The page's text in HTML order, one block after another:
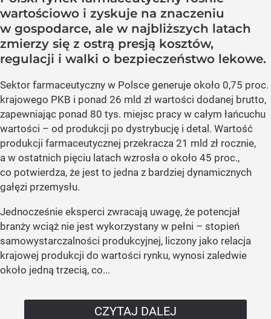
wartościowo i zyskuje na znaczeniu
w gospodarce, ale w najbliższych latach
zmierzy się z ostrą presją kosztów,
regulacji i walki o bezpieczeństwo lekowe.
Sektor farmaceutyczny w Polsce generuje około 0,75 proc.
krajowego PKB i ponad 26 mld zł wartości dodanej brutto,
zapewniając ponad 80 tys. miejsc pracy w całym łańcuchu
wartości – od produkcji po dystrybucję i detal. Wartość
produkcji farmaceutycznej przekracza 21 mld zł rocznie,
a w ostatnich pięciu latach wzrosła o około 45 proc.,
co potwierdza, że jest to jedna z bardziej dynamicznych
gałęzi przemysłu.
Jednocześnie eksperci zwracają uwagę, że potencjał
branży wciąż nie jest wykorzystany w pełni – stopień
samowystarczalności produkcyjnej, liczony jako relacja
krajowej produkcji do wartości rynku, wynosi zaledwie
około jedną trzecią, co...
CZYTAJ DALEJ